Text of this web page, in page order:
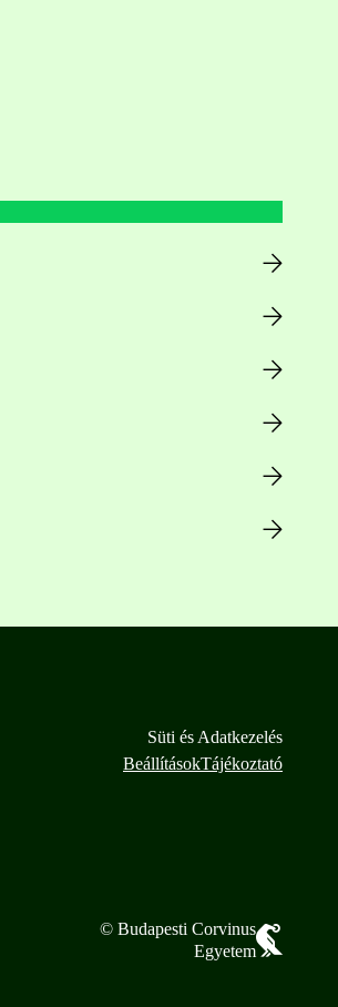
Süti és Adatkezelés
BeállításokTájékoztató
© Budapesti Corvinus
Egyetem